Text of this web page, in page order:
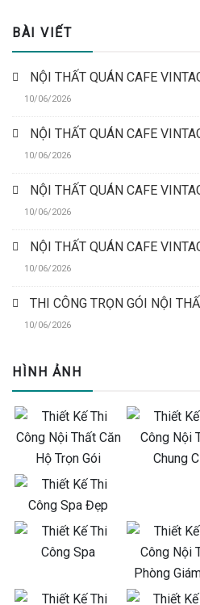
BÀI VIẾT
NỘI THẤT QUÁN CAFE
10/06/2026
NỘI THẤT QUÁN CAFE
10/06/2026
NỘI THẤT QUÁN CAFE
10/06/2026
NỘI THẤT QUÁN CAFE
10/06/2026
THI CÔNG TRỌN GÓI NỘI
10/06/2026
HÌNH ẢNH